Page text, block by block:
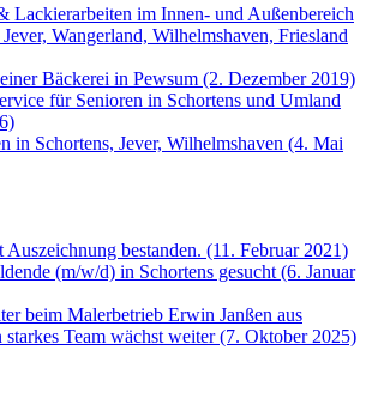
Lackierarbeiten im Innen- und Außenbereich
Wangerland, Wilhelmshaven, Friesland
Bäckerei in Pewsum (2. Dezember 2019)
für Senioren in Schortens und Umland
in Schortens, Jever, Wilhelmshaven (4. Mai
bestanden. (11. Februar 2021)
(m/w/d) in Schortens gesucht (6. Januar
beim Malerbetrieb Erwin Janßen aus
starkes Team wächst weiter (7. Oktober 2025)